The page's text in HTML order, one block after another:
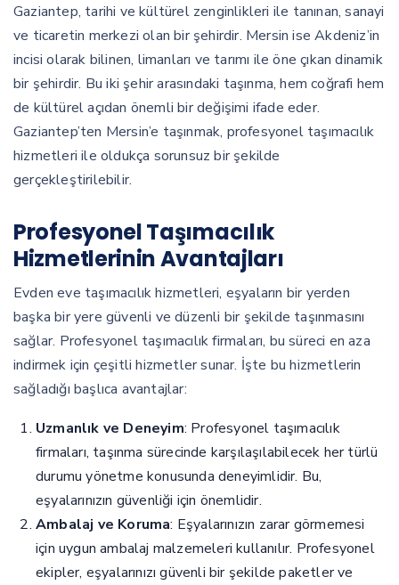
Gaziantep, tarihi ve kültürel zenginlikleri ile tanınan, sanayi
ve ticaretin merkezi olan bir şehirdir. Mersin ise Akdeniz’in
incisi olarak bilinen, limanları ve tarımı ile öne çıkan dinamik
bir şehirdir. Bu iki şehir arasındaki taşınma, hem coğrafi hem
de kültürel açıdan önemli bir değişimi ifade eder.
Gaziantep’ten Mersin’e taşınmak, profesyonel taşımacılık
hizmetleri ile oldukça sorunsuz bir şekilde
gerçekleştirilebilir.
Profesyonel Taşımacılık
Hizmetlerinin Avantajları
Evden eve taşımacılık hizmetleri, eşyaların bir yerden
başka bir yere güvenli ve düzenli bir şekilde taşınmasını
sağlar. Profesyonel taşımacılık firmaları, bu süreci en aza
indirmek için çeşitli hizmetler sunar. İşte bu hizmetlerin
sağladığı başlıca avantajlar:
Uzmanlık ve Deneyim: Profesyonel taşımacılık
firmaları, taşınma sürecinde karşılaşılabilecek her türlü
durumu yönetme konusunda deneyimlidir. Bu,
eşyalarınızın güvenliği için önemlidir.
Ambalaj ve Koruma: Eşyalarınızın zarar görmemesi
için uygun ambalaj malzemeleri kullanılır. Profesyonel
ekipler, eşyalarınızı güvenli bir şekilde paketler ve